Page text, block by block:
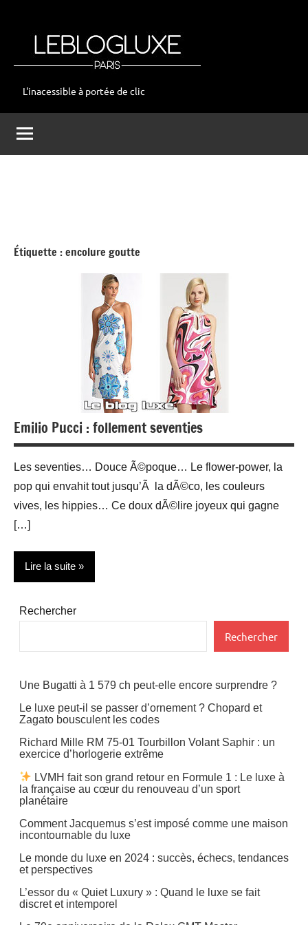
leblogluxe
L'inacessible à portée de clic
Étiquette :encolure goutte
Emilio Pucci : follement seventies
Les seventies… Douce Ã©poque… Le flower-power, la
pop qui envahit tout jusqu’Ã la dÃ©co, les couleurs
vives, les hippies… Ce doux dÃ©lire joyeux qui gagne
[…]
Lire la suite
Mode
Rechercher
Rechercher
Une Bugatti à 1 579 ch peut-elle encore surprendre ?
Le luxe peut-il se passer d’ornement ? Chopard et
Zagato bousculent les codes
Richard Mille RM 75-01 Tourbillon Volant Saphir : un
exercice d’horlogerie extrême
LVMH fait son grand retour en Formule 1 : Le luxe à
la française au cœur du renouveau d’un sport
planétaire
Comment Jacquemus s’est imposé comme une maison
incontournable du luxe
Le monde du luxe en 2024 : succès, échecs, tendances
et perspectives
L’essor du « Quiet Luxury » : Quand le luxe se fait
discret et intemporel